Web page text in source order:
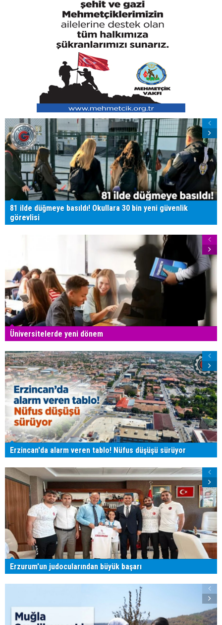
81 ilde düğmeye basıldı! Okullara 30 bin yeni güvenlik
görevlisi
Üniversitelerde yeni dönem
Erzincan'da alarm veren tablo! Nüfus düşüşü sürüyor
Erzurum'un judocularından büyük başarı